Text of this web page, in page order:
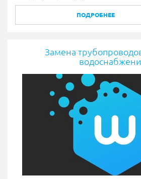
ПОДРОБНЕЕ
Замена